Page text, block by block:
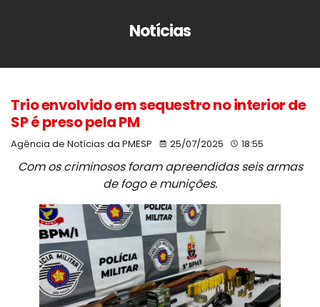
Notícias
Trio envolvido em sequestro no interior de
SP é preso pela PM
Agência de Notícias da PMESP 25/07/2025 18:55
Com os criminosos foram apreendidas seis armas
de fogo e munições.